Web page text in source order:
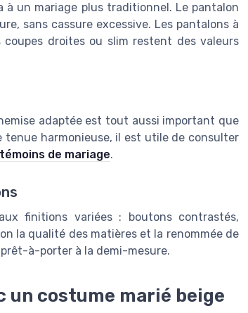
à un mariage plus traditionnel. Le pantalon
sans cassure excessive. Les pantalons à
droites ou slim restent des valeurs
adaptée est tout aussi important que
tenue harmonieuse, il est utile de consulter
de mariage.
finitions variées : boutons contrastés,
la qualité des matières et la renommée de
à-porter à la demi-mesure.
un costume marié beige